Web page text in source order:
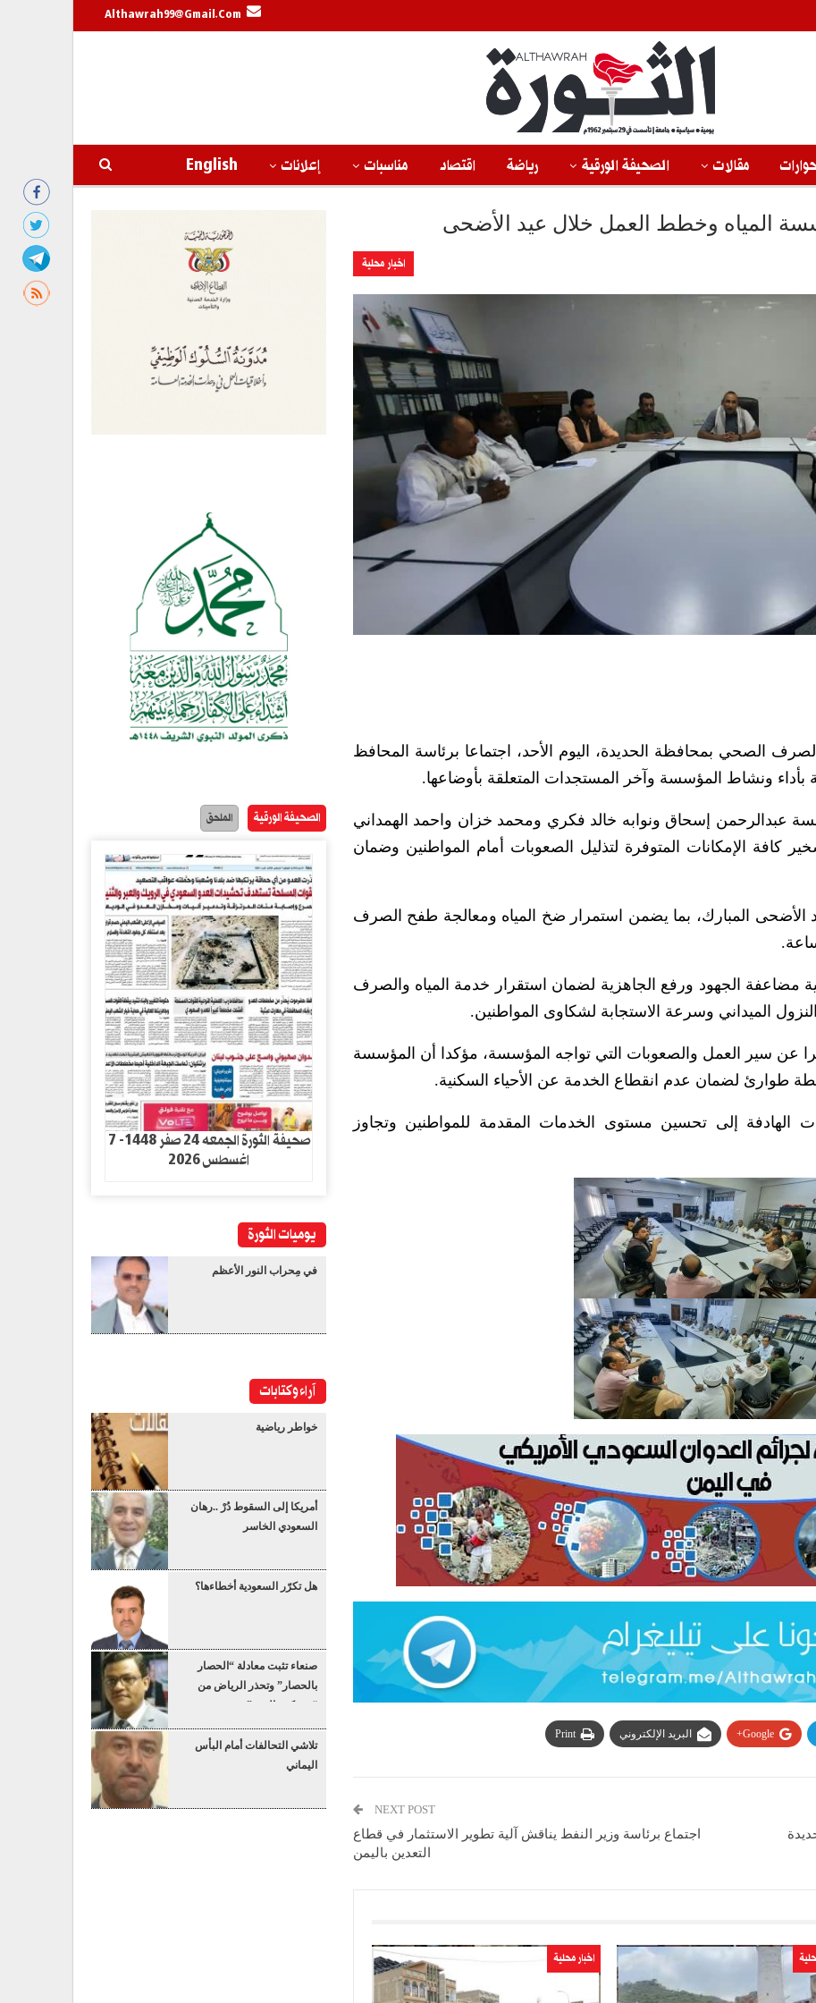
Althawrah99@gmail.com
مقالات الصحيفة الورقية رياضة اقتصاد مناسبات إعلانات English
المياه وخطط العمل خلال عيد الأضحى
اخبار محلية
الصحي بمحافظة الحديدة، اليوم الأحد، اجتماعا برئاسة المحافظ
بأداء ونشاط المؤسسة وآخر المستجدات المتعلقة بأوضاعها.
عبدالرحمن إسحاق ونوابه خالد فكري ومحمد خزان واحمد الهمداني
كافة الإمكانات المتوفرة لتذليل الصعوبات أمام المواطنين وضمان
الأضحى المبارك، بما يضمن استمرار ضخ المياه ومعالجة طفح الصرف
مضاعفة الجهود ورفع الجاهزية لضمان استقرار خدمة المياه والصرف
الميداني وسرعة الاستجابة لشكاوى المواطنين.
عن سير العمل والصعوبات التي تواجه المؤسسة، مؤكدا أن المؤسسة
طوارئ لضمان عدم انقطاع الخدمة عن الأحياء السكنية.
الهادفة إلى تحسين مستوى الخدمات المقدمة للمواطنين وتجاوز
Google+ البريد الإلكتروني Print
NEXT POST
اجتماع برئاسة وزير النفط يناقش آلية تطوير الاستثمار في قطاع
التعدين باليمن
اخبار محلية
الصحيفة الورقية الملحق
صحيفة الثورة الجمعه 24 صفر 1448- 7
اغسطس 2026
يوميات الثورة
في مِحراب النور الأعظم
آراء وكتابات
خواطر رياضية
أمريكا إلى السقوط دُرْ ..رهان
السعودي الخاسر
هل تكرّر السعودية أخطاءها؟
صنعاء تثبت معادلة “الحصار
بالحصار” وتحذر الرياض من
“عسكرة البحر”
تلاشي التحالفات أمام البأس
اليماني